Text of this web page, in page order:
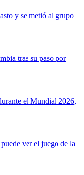
y se metió al grupo
tras su paso por
el Mundial 2026,
ver el juego de la